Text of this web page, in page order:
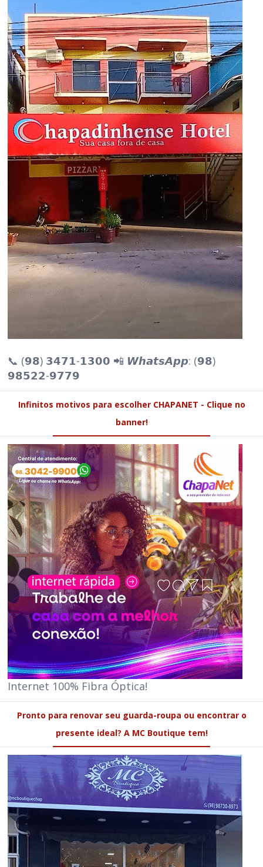
📞 (𝟵𝟴) 𝟯𝟰𝟳𝟭-𝟭𝟯𝟬𝟬 📲 𝙒𝙝𝙖𝙩𝙨𝘼𝙥𝙥: (𝟵𝟴)
𝟵𝟴𝟱𝟮𝟮-𝟵𝟳𝟳𝟵
Infinitos motivos para escolher CHAPANET - Clique no
banner!
Internet 100% Fibra Óptica!
Pronto para renovar seu guarda-roupa ou encontrar o
presente ideal? A MC Boutique tem!